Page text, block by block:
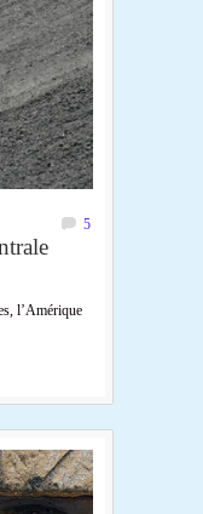
5
l’Amérique